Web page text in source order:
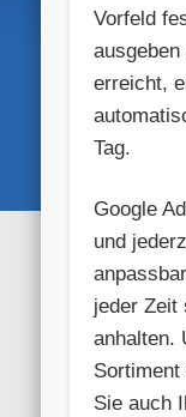
Vorfeld
erreicht,
Tag.
Google
und
jeder Zeit
anhalten.
Sortiment
Sie auch